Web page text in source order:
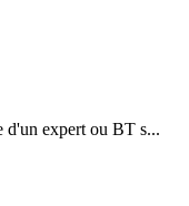
d'un expert ou BT s...